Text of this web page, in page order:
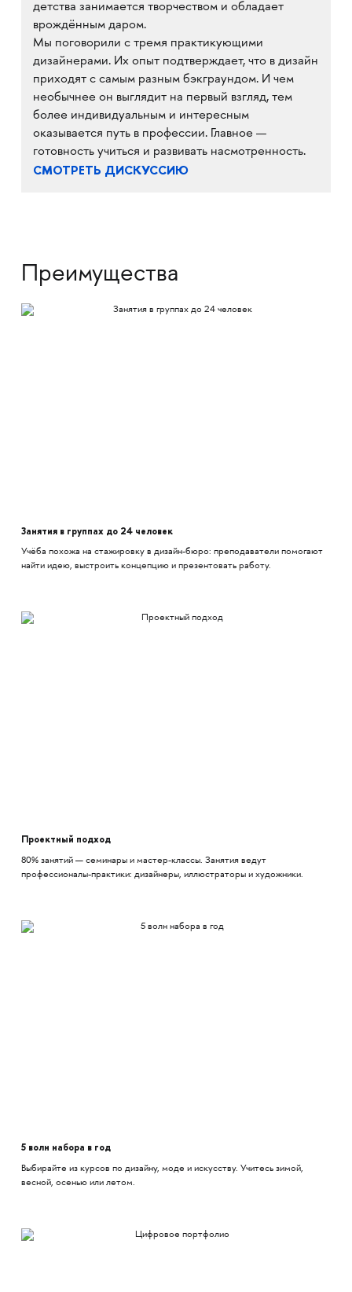
детства занимается творчеством и обладает
врождённым даром.
Мы поговорили с тремя практикующими
дизайнерами. Их опыт подтверждает, что в дизайн
приходят с самым разным бэкграундом. И чем
необычнее он выглядит на первый взгляд, тем
более индивидуальным и интересным
оказывается путь в профессии. Главное —
готовность учиться и развивать насмотренность.
СМОТРЕТЬ ДИСКУССИЮ
Преимущества
Занятия в группах до 24 человек
Учёба похожа на стажировку в дизайн-бюро: преподаватели помогают
найти идею, выстроить концепцию и презентовать работу.
Проектный подход
80% занятий — семинары и мастер-классы. Занятия ведут
профессионалы-практики: дизайнеры, иллюстраторы и художники.
5 волн набора в год
Выбирайте из курсов по дизайну, моде и искусству. Учитесь зимой,
весной, осенью или летом.